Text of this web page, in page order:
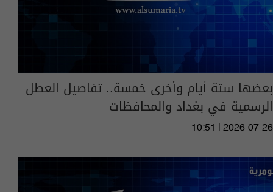
بعضها ستة أيام وأخرى خمسة.. تفاصيل العطل
الرسمية في بغداد والمحافظات
10:51 | 2026-07-26